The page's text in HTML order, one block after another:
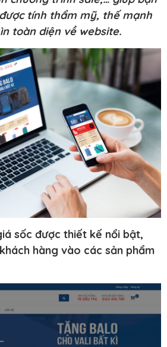
tính thẩm mỹ, thế mạnh
toàn diện về website.
sốc được thiết kế nổi bật,
hàng vào các sản phẩm